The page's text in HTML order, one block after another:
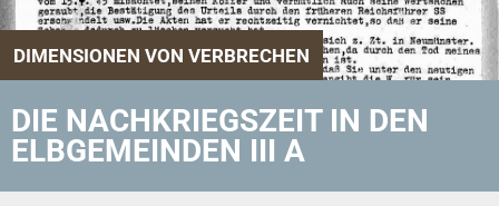
DIMENSIONEN VON VERBRECHEN
DIE NACHKRIEGSZEIT IN DEN
ELBGEMEINDEN III A